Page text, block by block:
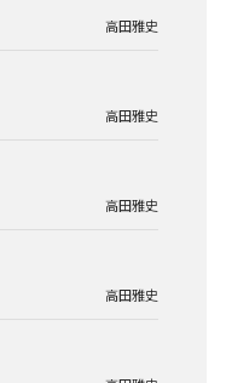
高田雅史
高田雅史
高田雅史
高田雅史